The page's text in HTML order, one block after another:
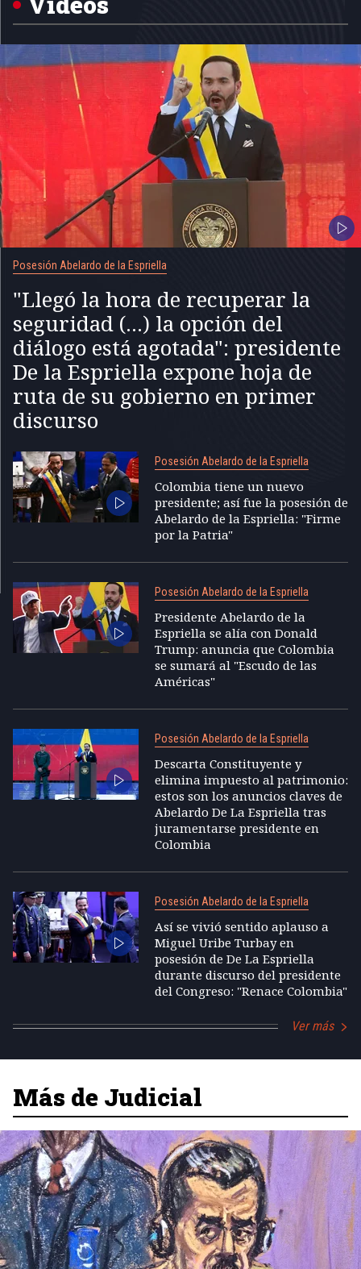
Posesión Abelardo de la Espriella
"Llegó la hora de recuperar la
seguridad (...) la opción del
diálogo está agotada": presidente
De la Espriella expone hoja de
ruta de su gobierno en primer
discurso
Posesión Abelardo de la Espriella
Colombia tiene un nuevo
presidente; así fue la posesión de
Abelardo de la Espriella: "Firme
por la Patria"
Posesión Abelardo de la Espriella
Presidente Abelardo de la
Espriella se alía con Donald
Trump: anuncia que Colombia
se sumará al "Escudo de las
Américas"
Posesión Abelardo de la Espriella
Descarta Constituyente y
elimina impuesto al patrimonio:
estos son los anuncios claves de
Abelardo De La Espriella tras
juramentarse presidente en
Colombia
Posesión Abelardo de la Espriella
Así se vivió sentido aplauso a
Miguel Uribe Turbay en
posesión de De La Espriella
durante discurso del presidente
del Congreso: "Renace Colombia"
Ver más
Más de Judicial